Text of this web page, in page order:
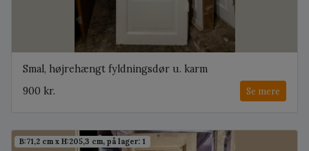
Smal, højrehængt fyldningsdør u. karm
900 kr.
Se mere
B:71,2 cm x H:205,3 cm, på lager: 1